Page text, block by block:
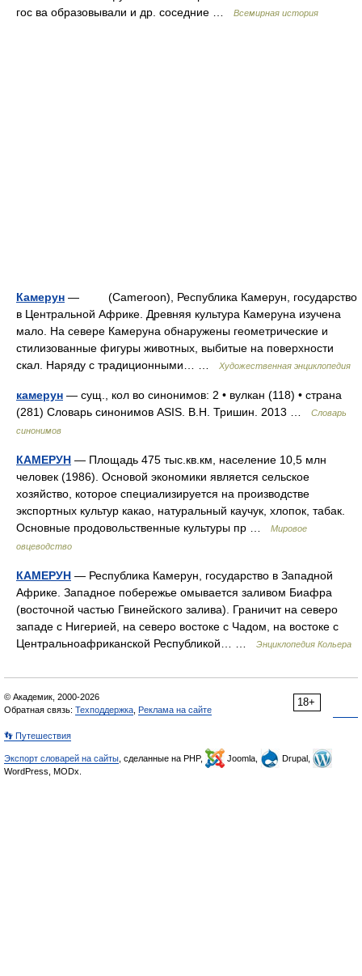
гос ва образовывали и др. соседние …
Всемирная история
Камерун — (Cameroon), Республика Камерун, государство
в Центральной Африке. Древняя культура Камеруна изучена
мало. На севере Камеруна обнаружены геометрические и
стилизованные фигуры животных, выбитые на поверхности
скал. Наряду с традиционными… …
Художественная энциклопедия
камерун — сущ., кол во синонимов: 2 • вулкан (118) • страна
(281) Словарь синонимов ASIS. В.Н. Тришин. 2013 …
Словарь
синонимов
КАМЕРУН — Площадь 475 тыс.кв.км, население 10,5 млн
человек (1986). Основой экономики является сельское
хозяйство, которое специализируется на производстве
экспортных культур какао, натуральный каучук, хлопок, табак.
Основные продовольственные культуры пр …
Мировое
овцеводство
КАМЕРУН — Республика Камерун, государство в Западной
Африке. Западное побережье омывается заливом Биафра
(восточной частью Гвинейского залива). Граничит на северо
западе с Нигерией, на северо востоке с Чадом, на востоке с
Центральноафриканской Республикой… …
Энциклопедия Кольера
18+
© Академик, 2000-2026
Обратная связь: Техподдержка Реклама на сайте
👣 Путешествия
Экспорт словарей на сайты , сделанные на PHP, Joomla,
Drupal,
WordPress, MODx.